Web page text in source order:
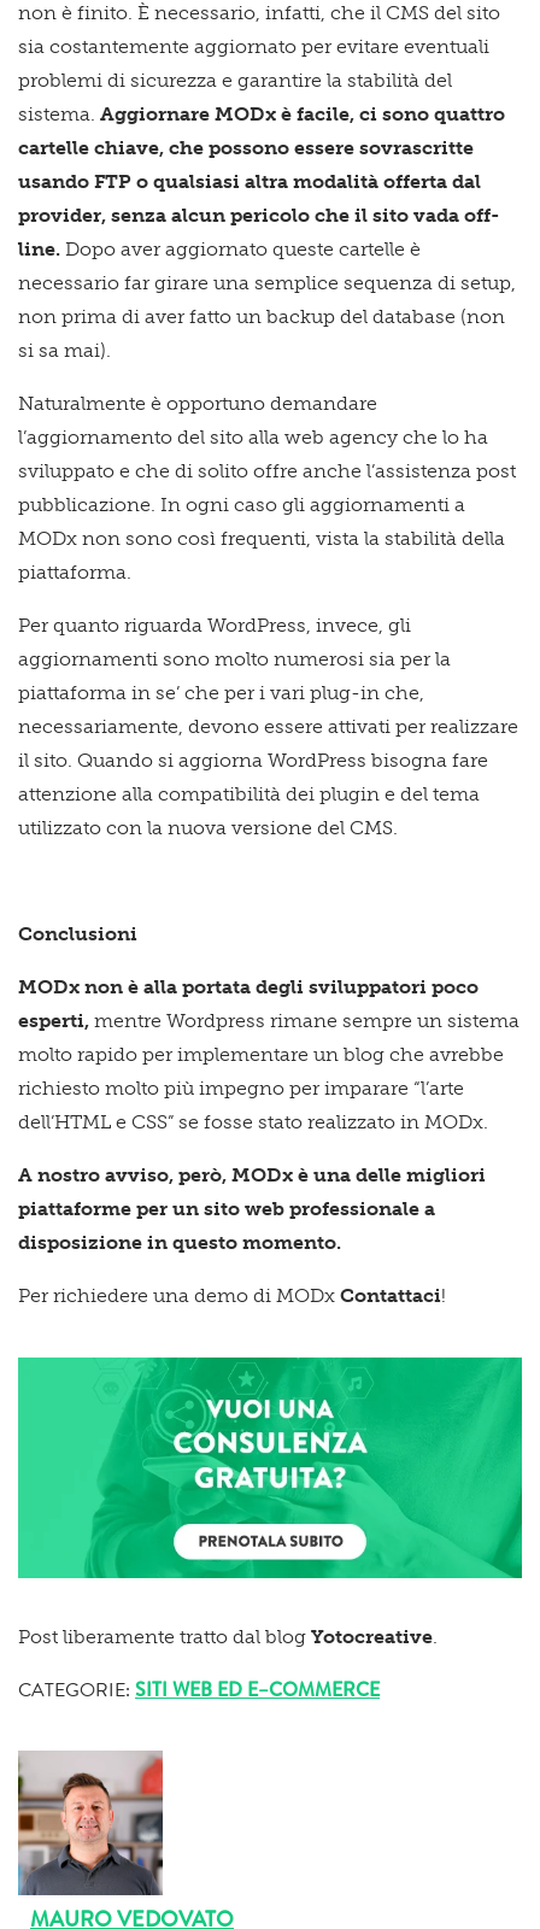
non è finito. È necessario, infatti, che il CMS del sito
sia costantemente aggiornato per evitare eventuali
problemi di sicurezza e garantire la stabilità del
sistema. Aggiornare MODx è facile, ci sono quattro
cartelle chiave, che possono essere sovrascritte
usando FTP o qualsiasi altra modalità offerta dal
provider, senza alcun pericolo che il sito vada off-
line. Dopo aver aggiornato queste cartelle è
necessario far girare una semplice sequenza di setup,
non prima di aver fatto un backup del database (non
si sa mai).
Naturalmente è opportuno demandare
l’aggiornamento del sito alla web agency che lo ha
sviluppato e che di solito offre anche l’assistenza post
pubblicazione. In ogni caso gli aggiornamenti a
MODx non sono così frequenti, vista la stabilità della
piattaforma.
Per quanto riguarda WordPress, invece, gli
aggiornamenti sono molto numerosi sia per la
piattaforma in se’ che per i vari plug-in che,
necessariamente, devono essere attivati per realizzare
il sito. Quando si aggiorna WordPress bisogna fare
attenzione alla compatibilità dei plugin e del tema
utilizzato con la nuova versione del CMS.
Conclusioni
MODx non è alla portata degli sviluppatori poco
esperti, mentre Wordpress rimane sempre un sistema
molto rapido per implementare un blog che avrebbe
richiesto molto più impegno per imparare “l’arte
dell’HTML e CSS” se fosse stato realizzato in MODx.
A nostro avviso, però, MODx è una delle migliori
piattaforme per un sito web professionale a
disposizione in questo momento.
Per richiedere una demo di MODx Contattaci!
Post liberamente tratto dal blog Yotocreative.
CATEGORIE: SITI WEB ED E–COMMERCE
MAURO VEDOVATO